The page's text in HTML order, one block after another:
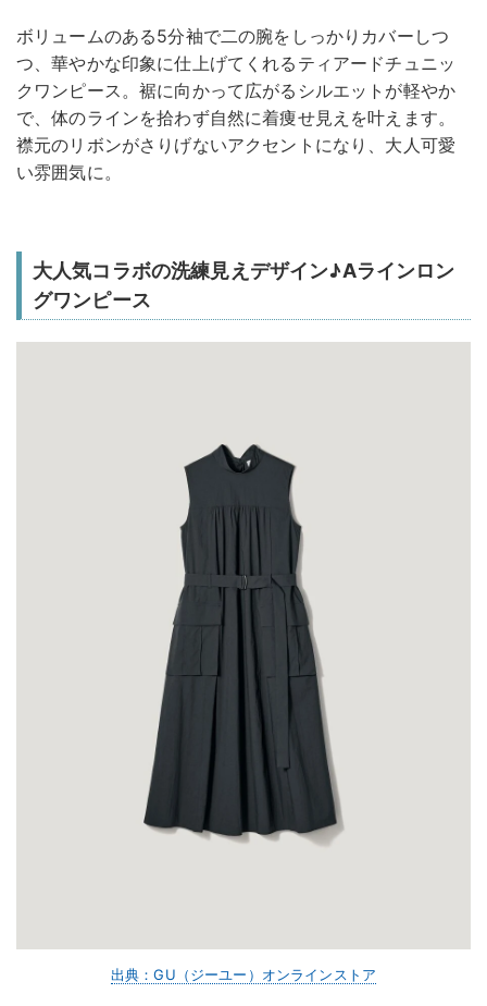
ボリュームのある5分袖で二の腕をしっかりカバーしつ
つ、華やかな印象に仕上げてくれるティアードチュニッ
クワンピース。裾に向かって広がるシルエットが軽やか
で、体のラインを拾わず自然に着痩せ見えを叶えます。
襟元のリボンがさりげないアクセントになり、大人可愛
い雰囲気に。
大人気コラボの洗練見えデザイン♪Aラインロン
グワンピース
出典：GU（ジーユー）オンラインストア